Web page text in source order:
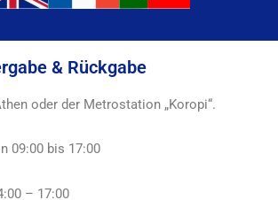
& Rückgabe
oder der Metrostation „Koropi“.
09:00 bis 17:00
– 17:00